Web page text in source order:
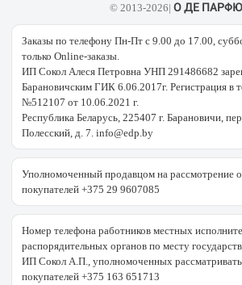
© 2013-2026| О ДЕ
Заказы по телефону Пн-Пт с 9.00 до 17.00,
только Online-заказы.
ИП Сокол Алеся Петровна УНП 291486682
Барановичским ГИК 6.06.2017г. Регистрация в
№512107 от 10.06.2021 г.
Республика Беларусь, 225407 г. Барановичи,
Полесский, д. 7. info@edp.by
Уполномоченный продавцом на рассмотрение
покупателей +375 29 9607085
Номер телефона работников местных
распорядительных органов по месту
ИП Сокол А.П., уполномоченных
покупателей +375 163 651713